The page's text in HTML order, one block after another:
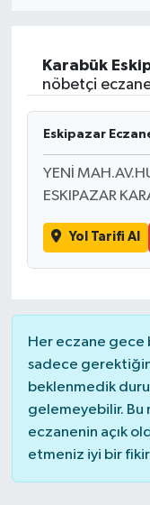
Karabük
nöbetçi
Eskipazar
YENİ
ESKIPAZAR
Yol Tarifi Al
Her eczane gece
sadece
beklenmedik
gelemeyebilir. Bu
eczanenin açık
etmeniz iyi bir fikir
Sağlık
Magazin
Bilim,